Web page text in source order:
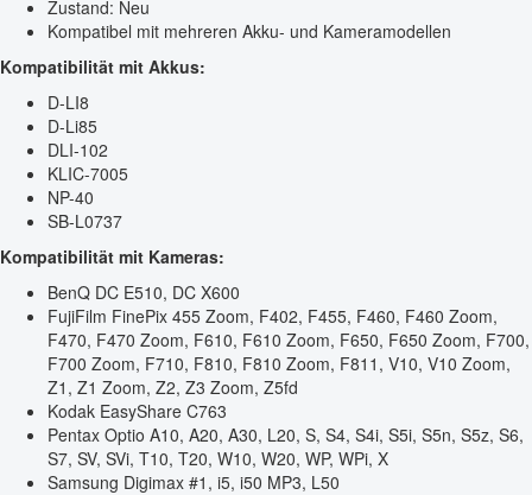
Zustand: Neu
Kompatibel mit mehreren Akku- und Kameramodellen
Kompatibilität mit Akkus:
D-LI8
D-Li85
DLI-102
KLIC-7005
NP-40
SB-L0737
Kompatibilität mit Kameras:
BenQ DC E510, DC X600
FujiFilm FinePix 455 Zoom, F402, F455, F460, F460 Zoom,
F470, F470 Zoom, F610, F610 Zoom, F650, F650 Zoom, F700,
F700 Zoom, F710, F810, F810 Zoom, F811, V10, V10 Zoom,
Z1, Z1 Zoom, Z2, Z3 Zoom, Z5fd
Kodak EasyShare C763
Pentax Optio A10, A20, A30, L20, S, S4, S4i, S5i, S5n, S5z, S6,
S7, SV, SVi, T10, T20, W10, W20, WP, WPi, X
Samsung Digimax #1, i5, i50 MP3, L50